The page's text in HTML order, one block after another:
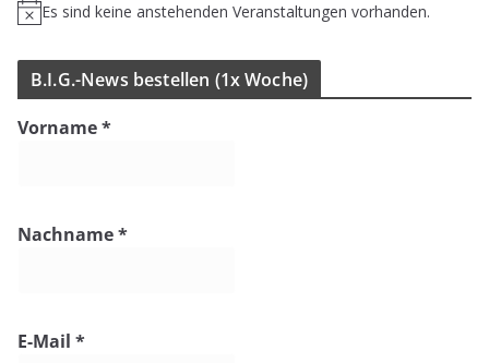
H
e
Es sind keine anstehenden Veranstaltungen vorhanden.
B.I.G.-News bestel­len (1x Woche)
Vorname*
Nachname*
E-Mail *